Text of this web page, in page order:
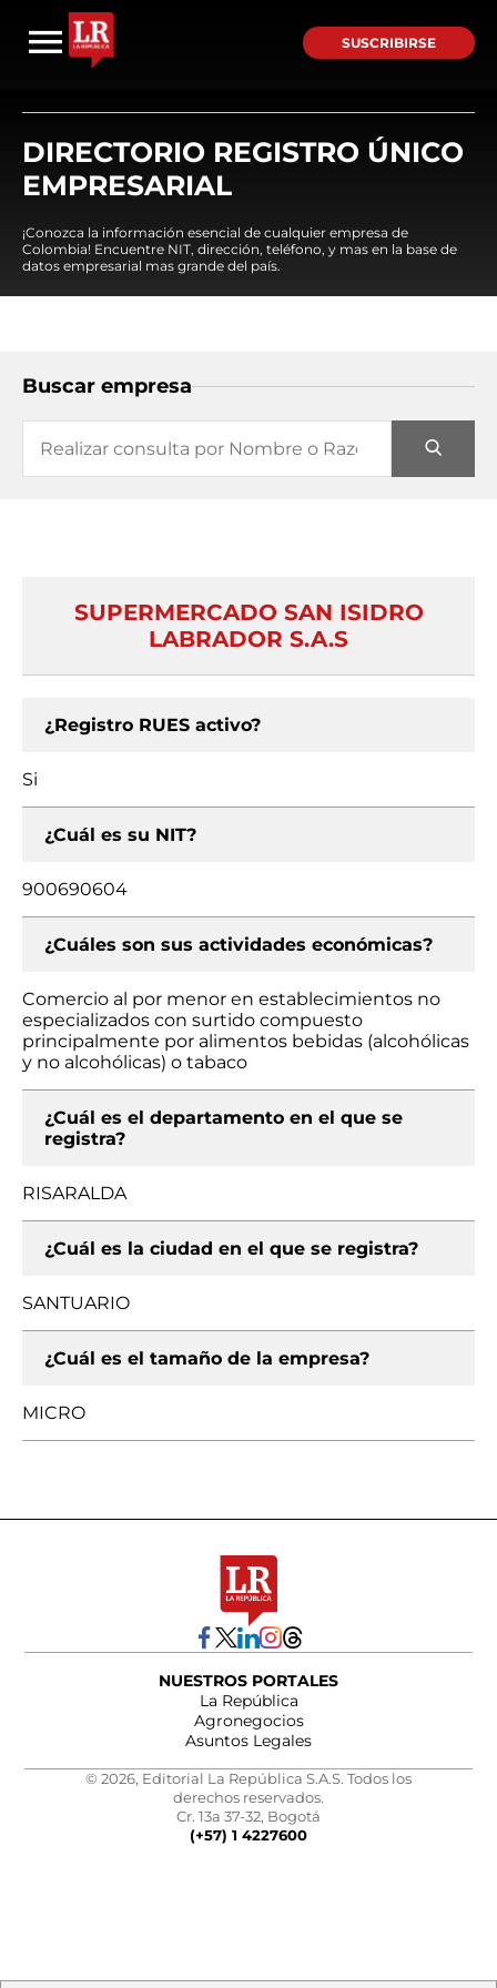
SUSCRIBIRSE
DIRECTORIO REGISTRO ÚNICO
EMPRESARIAL
¡Conozca la información esencial de cualquier empresa de
Colombia! Encuentre NIT, dirección, teléfono, y mas en la base de
datos empresarial mas grande del país.
Buscar empresa
SUPERMERCADO SAN ISIDRO
LABRADOR S.A.S
¿Registro RUES activo?
Si
¿Cuál es su NIT?
900690604
¿Cuáles son sus actividades económicas?
Comercio al por menor en establecimientos no
especializados con surtido compuesto
principalmente por alimentos bebidas (alcohólicas
y no alcohólicas) o tabaco
¿Cuál es el departamento en el que se
registra?
RISARALDA
¿Cuál es la ciudad en el que se registra?
SANTUARIO
¿Cuál es el tamaño de la empresa?
MICRO
NUESTROS PORTALES
La República
Agronegocios
Asuntos Legales
© 2026, Editorial La República S.A.S. Todos los
derechos reservados.
Cr. 13a 37-32, Bogotá
(+57) 1 4227600